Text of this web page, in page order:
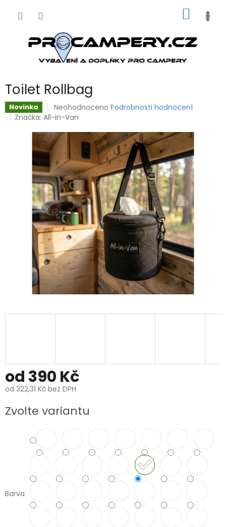
KOŠÍK
Toilet Rollbag
Novinka
Průměrné
hodnocení
je
0,0
5
hvězdiček.
Neohodnoceno Podrobnosti hodnocení
Značka:All-in-Van
od 390 Kč
od 322,31 Kč bez DPH
cena:
Zvolte variantu
Barva